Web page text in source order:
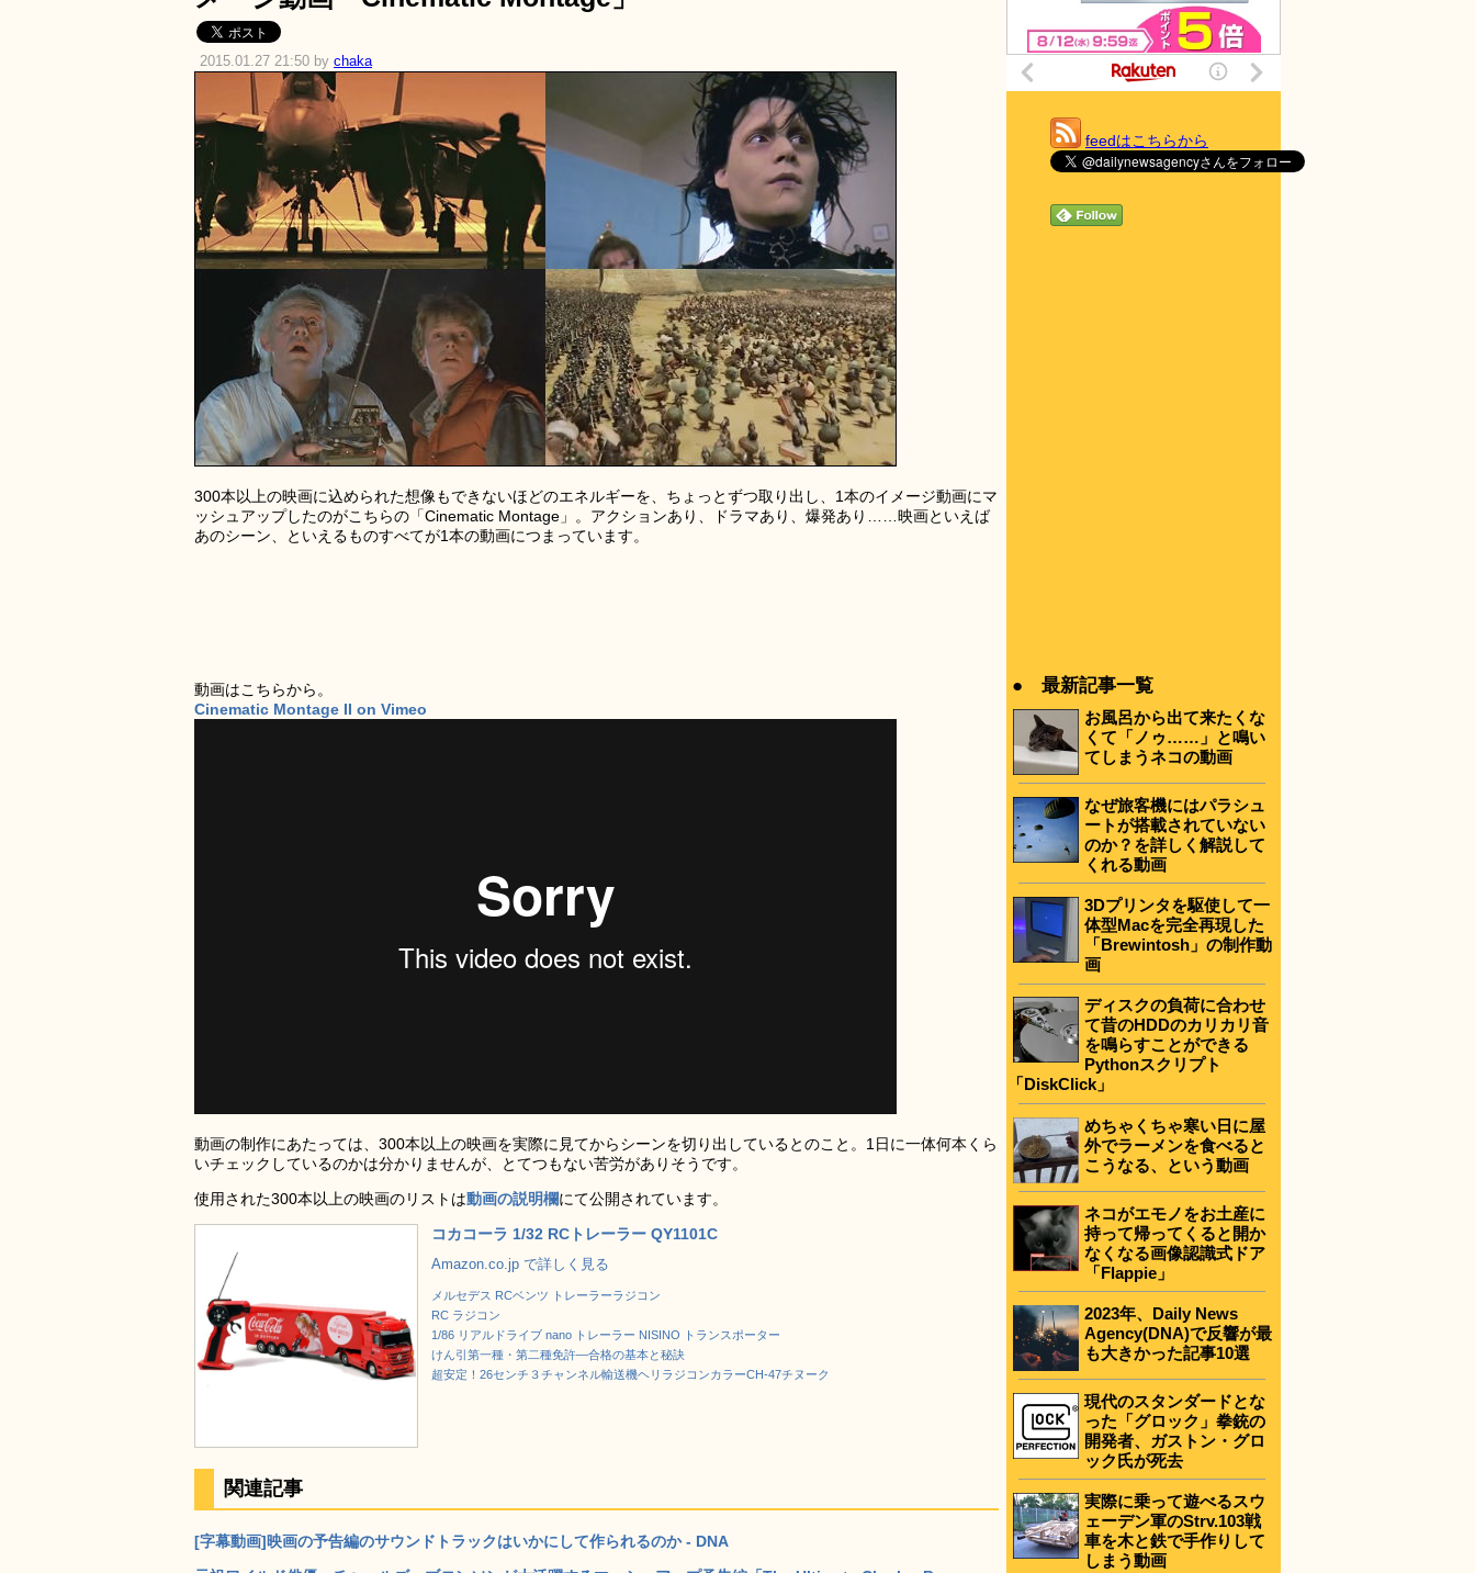
2015.01.27 21:50 by chaka
300本以上の映画に込められた想像もできないほどのエネルギーを、ちょっとずつ取り出し、1本のイメージ動画にマ
ッシュアップしたのがこちらの「Cinematic Montage」。アクションあり、ドラマあり、爆発あり……映画といえば
あのシーン、といえるものすべてが1本の動画につまっています。
動画はこちらから。
Cinematic Montage II on Vimeo
動画の制作にあたっては、300本以上の映画を実際に見てからシーンを切り出しているとのこと。1日に一体何本くら
いチェックしているのかは分かりませんが、とてつもない苦労がありそうです。
使用された300本以上の映画のリストは動画の説明欄にて公開されています。
コカコーラ 1/32 RCトレーラー QY1101C
Amazon.co.jp で詳しく見る
メルセデス RCベンツ トレーラーラジコン
RC ラジコン
1/86 リアルドライブ nano トレーラー NISINO トランスポーター
けん引第一種・第二種免許―合格の基本と秘訣
超安定！26センチ３チャンネル輸送機ヘリラジコンカラーCH-47チヌーク
関連記事
[字幕動画]映画の予告編のサウンドトラックはいかにして作られるのか - DNA
feedはこちらから
● 最新記事一覧
お風呂から出て来たくな
くて「ノゥ……」と鳴い
てしまうネコの動画
なぜ旅客機にはパラシュ
ートが搭載されていない
のか？を詳しく解説して
くれる動画
3Dプリンタを駆使して一
体型Macを完全再現した
「Brewintosh」の制作動
画
ディスクの負荷に合わせ
て昔のHDDのカリカリ音
を鳴らすことができる
Pythonスクリプト
「DiskClick」
めちゃくちゃ寒い日に屋
外でラーメンを食べると
こうなる、という動画
ネコがエモノをお土産に
持って帰ってくると開か
なくなる画像認識式ドア
「Flappie」
2023年、Daily News
Agency(DNA)で反響が最
も大きかった記事10選
現代のスタンダードとな
った「グロック」拳銃の
開発者、ガストン・グロ
ック氏が死去
実際に乗って遊べるスウ
ェーデン軍のStrv.103戦
車を木と鉄で手作りして
しまう動画